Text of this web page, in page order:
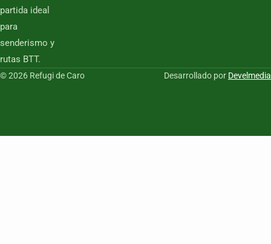
partida ideal
para
senderismo y
rutas BTT.
© 2026 Refugi de Caro Desarrollado por Develmedia